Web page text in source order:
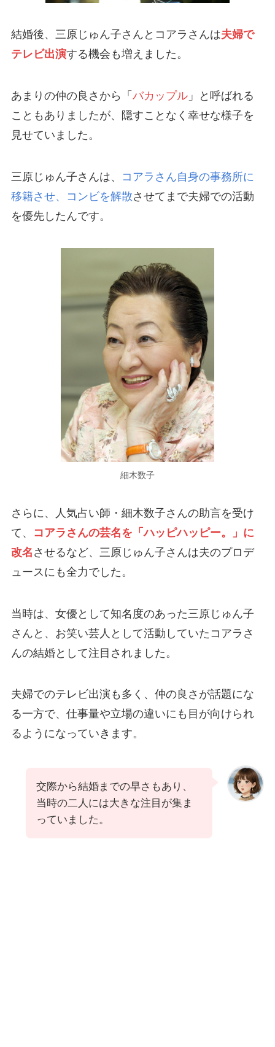
結婚後、三原じゅん子さんとコアラさんは夫婦で
テレビ出演する機会も増えました。
あまりの仲の良さから「 バカップル」と呼ばれる
こともありましたが、隠すことなく幸せな様子を
見せていました。
三原じゅん子さんは、
コアラさん自身の事務所に
移籍させ、コンビを解散させてまで夫婦での活動
を優先したんです。
細木数子
さらに、人気占い師・細木数子さんの助言を受け
て、
コアラさんの芸名を「ハッピハッピー。」に
改名 させるなど、三原じゅん子さんは夫のプロデ
ュースにも全力でした。
当時は、女優として知名度のあった三原じゅん子
さんと、お笑い芸人として活動していたコアラさ
んの結婚として注目されました。
夫婦でのテレビ出演も多く、仲の良さが話題にな
る一方で、仕事量や立場の違いにも目が向けられ
るようになっていきます。
交際から結婚までの早さもあり、
当時の二人には大きな注目が集ま
っていました。